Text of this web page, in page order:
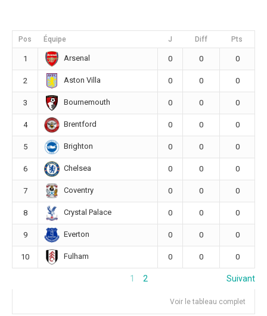
Pos Équipe J Diff Pts
1 Arsenal 0 0 0
2 Aston Villa 0 0 0
3 Bournemouth 0 0 0
4 Brentford 0 0 0
5 Brighton 0 0 0
6 Chelsea 0 0 0
7 Coventry 0 0 0
8 Crystal Palace 0 0 0
9 Everton 0 0 0
10 Fulham 0 0 0
1 2 Suivant
Voir le tableau complet